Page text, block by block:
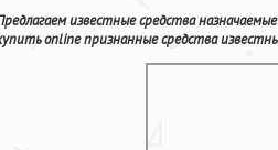
известные средства
online признанные средства